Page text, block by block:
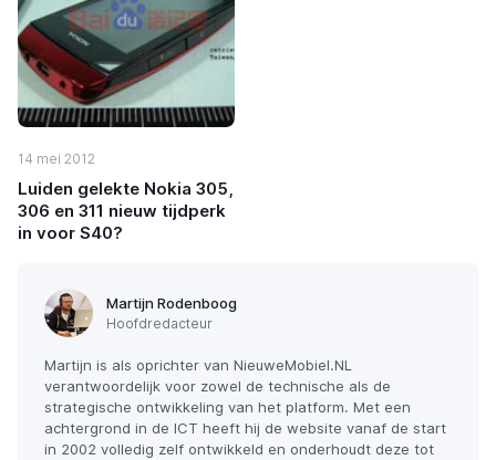
14 mei 2012
Luiden gelekte Nokia 305,
306 en 311 nieuw tijdperk
in voor S40?
Martijn Rodenboog
Hoofdredacteur
Martijn is als oprichter van NieuweMobiel.NL
verantwoordelijk voor zowel de technische als de
strategische ontwikkeling van het platform. Met een
achtergrond in de ICT heeft hij de website vanaf de start
in 2002 volledig zelf ontwikkeld en onderhoudt deze tot